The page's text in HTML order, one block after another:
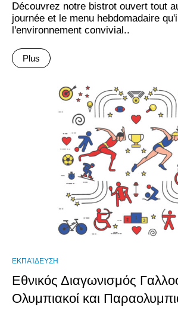
Découvrez notre bistrot ouvert tout
journée et le menu hebdomadaire
l'environnement convivial..
Plus
ΕΚΠΑΊΔΕΥΣΗ
Εθνικός Διαγωνισμός
Ολυμπιακοί και